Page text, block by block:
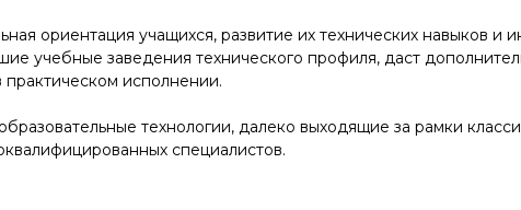
ориентация учащихся, развитие их технических навыков
учебные заведения технического профиля, даст
практическом исполнении.
технологии, далеко выходящие за рамки
специалистов.